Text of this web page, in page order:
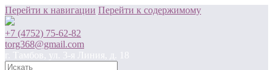
Перейти к навигации Перейти к содержимому
+7 (4752) 75-62-82
torg368@gmail.com
г. Тамбов, ул. 3-я Линия, д. 18